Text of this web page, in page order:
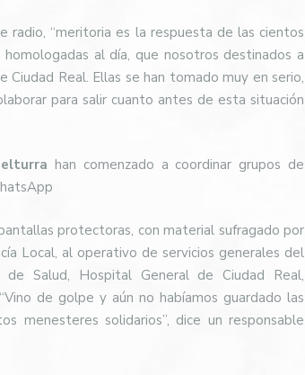
radio, “meritoria es la respuesta de las cientos
al día, que nosotros destinados a
Real. Ellas se han tomado muy en serio,
para salir cuanto antes de esta situación
han comenzado a coordinar grupos de
protectoras, con material sufragado por
Local, al operativo de servicios generales del
de Salud, Hospital General de Ciudad Real,
de golpe y aún no habíamos guardado las
menesteres solidarios”, dice un responsable